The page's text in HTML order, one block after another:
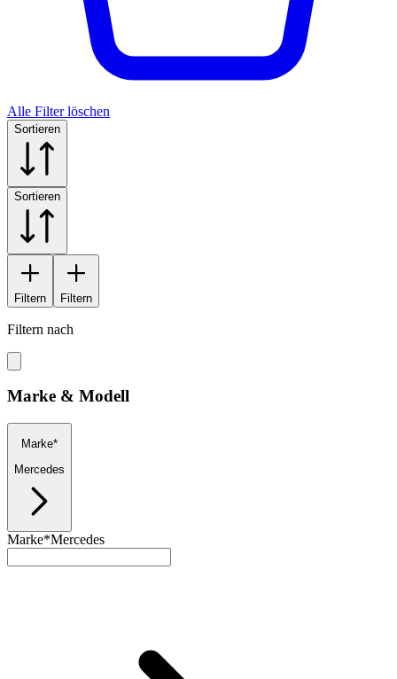
Alle Filter löschen
Sortieren
Sortieren
Filtern Filtern
Filtern nach
Marke & Modell
Marke*
Mercedes
Marke*Mercedes